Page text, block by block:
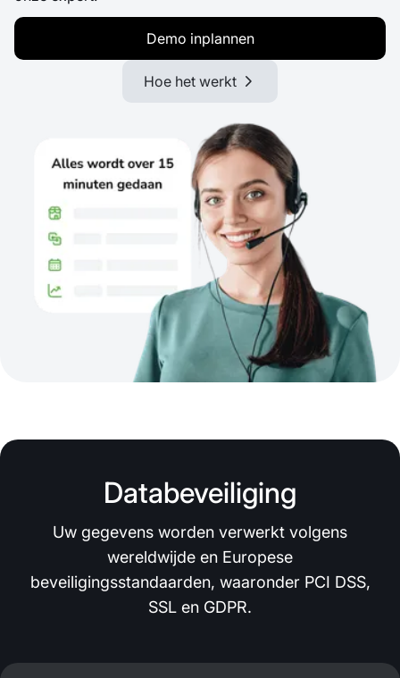
Demo inplannen
Hoe het werkt
Databeveiliging
Uw gegevens worden verwerkt volgens
wereldwijde en Europese
beveiligingsstandaarden, waaronder PCI DSS,
SSL en GDPR.